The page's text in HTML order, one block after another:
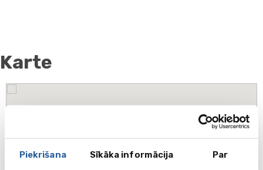
Piekrišana Sīkāka informācija Par
Karte